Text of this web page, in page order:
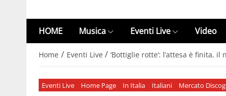
HOME Musica Eventi Live Video
Home / Eventi Live / ‘Bottiglie rotte’: l’attesa è finita,
Eventi Live Home Page In Italia Italiani Mercato